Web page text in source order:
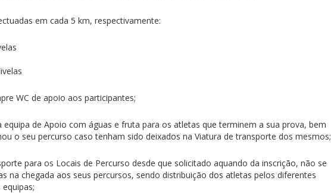
em cada 5 km, respectivamente:
WC de apoio aos participantes;
de Apoio com águas e fruta para os atletas que terminem a sua prova, bem
o seu percurso caso tenham sido deixados na Viatura de transporte dos mesmos;
para os Locais de Percurso desde que solicitado aquando da inscrição, não se
na chegada aos seus percursos, sendo distribuição dos atletas pelos diferentes